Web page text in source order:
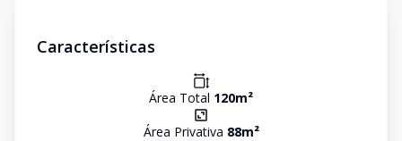
Características
Área Total 120m²
Área Privativa 88m²